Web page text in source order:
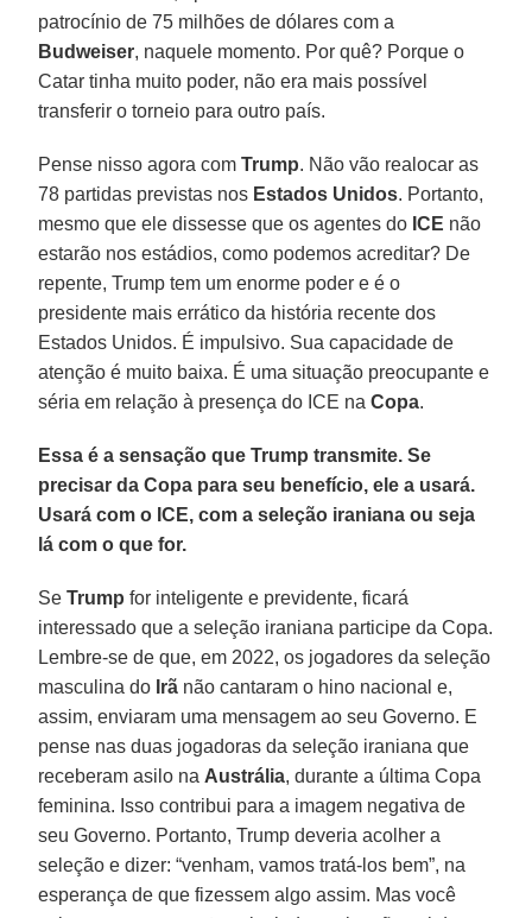
patrocínio de 75 milhões de dólares com a
Budweiser, naquele momento. Por quê? Porque o
Catar tinha muito poder, não era mais possível
transferir o torneio para outro país.
Pense nisso agora comTrump. Não vão realocar as
78 partidas previstas nos Estados Unidos. Portanto,
mesmo que ele dissesse que os agentes do ICE não
estarão nos estádios, como podemos acreditar? De
repente, Trump tem um enorme poder e é o
presidente mais errático da história recente dos
Estados Unidos. É impulsivo. Sua capacidade de
atenção é muito baixa. É uma situação preocupante e
séria em relação à presença do ICE naCopa.
Essa é a sensação que Trump transmite. Se
precisar da Copa para seu benefício, ele a usará.
Usará com o ICE, com a seleção iraniana ou seja
lá com o que for.
SeTrump for inteligente e previdente, ficará
interessado que a seleção iraniana participe da Copa.
Lembre-se de que, em 2022, os jogadores da seleção
masculina do Irã não cantaram o hino nacional e,
assim, enviaram uma mensagem ao seu Governo. E
pense nas duas jogadoras da seleção iraniana que
receberam asilo na Austrália, durante a última Copa
feminina. Isso contribui para a imagem negativa de
seu Governo. Portanto, Trump deveria acolher a
seleção e dizer: “venham, vamos tratá-los bem”, na
esperança de que fizessem algo assim. Mas você